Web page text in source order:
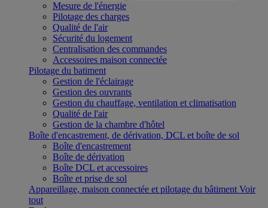
Mesure de l'énergie
Pilotage des charges
Qualité de l'air
Sécurité du logement
Centralisation des commandes
Accessoires maison connectée
Pilotage du batiment
Gestion de l'éclairage
Gestion des ouvrants
Gestion du chauffage, ventilation et climatisation
Qualité de l'air
Gestion de la chambre d'hôtel
Boîte d'encastrement, de dérivation, DCL et boîte de sol
Boîte d'encastrement
Boîte de dérivation
Boîte DCL et accessoires
Boîte et prise de sol
Appareillage, maison connectée et pilotage du bâtiment Voir
tout